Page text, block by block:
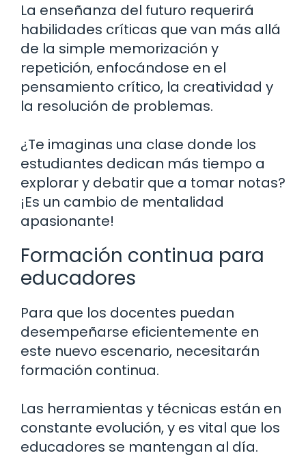
La enseñanza del futuro requerirá
habilidades críticas que van más allá
de la simple memorización y
repetición, enfocándose en el
pensamiento crítico, la creatividad y
la resolución de problemas.
¿Te imaginas una clase donde los
estudiantes dedican más tiempo a
explorar y debatir que a tomar notas?
¡Es un cambio de mentalidad
apasionante!
Formación continua para
educadores
Para que los docentes puedan
desempeñarse eficientemente en
este nuevo escenario, necesitarán
formación continua.
Las herramientas y técnicas están en
constante evolución, y es vital que los
educadores se mantengan al día.